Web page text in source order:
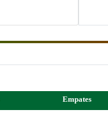
Empates